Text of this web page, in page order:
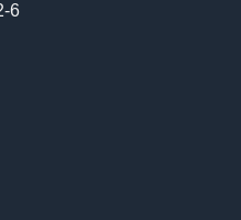
6